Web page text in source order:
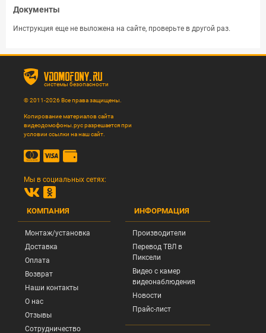
Документы
Инструкция еще не выложена на сайте, проверьте в другой раз.
vdomofony.ru
системы безопасности
© 2011-2026 Все права защищены.
Копирование материалов сайта
видеодомофоны.рус разрешается при
условии ссылки на наш сайт.
Мы в социальных сетях:
КОМПАНИЯ
Монтаж/установка
Доставка
Оплата
Возврат
Наши контакты
О нас
Отзывы
Сотрудничество
ИНФОРМАЦИЯ
Производители
Перевод ТВЛ в
Пиксели
Видео с камер
видеонаблюдения
Новости
Прайс-лист